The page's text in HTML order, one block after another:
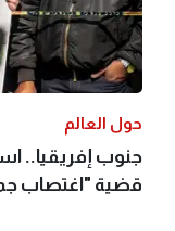
حول العالم
جنوب إفريقيا..
قضية "اغتصاب